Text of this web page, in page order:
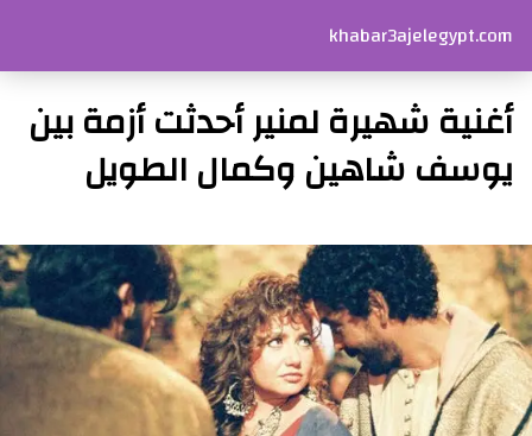
khabar3ajelegypt.com
أغنية شهيرة لمنير أحدثت أزمة بين
يوسف شاهين وكمال الطويل